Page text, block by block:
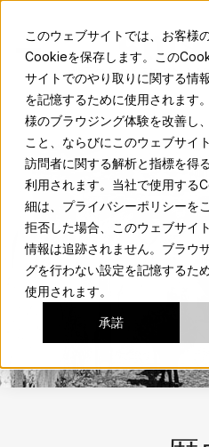
このウェブサイトでは、お客様
Cookieを保存します。この
サイトでのやり取りに関する情
を記憶するために使用されます
様のブラウジング体験を改善し
こと、ならびにこのウェブサイ
訪問者に関する解析と指標を得
利用されます。当社で使用する
細は、プライバシーポリシーを
拒否した場合、このウェブサイ
情報は追跡されません。ブラウ
グを行わない設定を記憶するた
使用されます。
承諾
地元の人のようにサンミゲ